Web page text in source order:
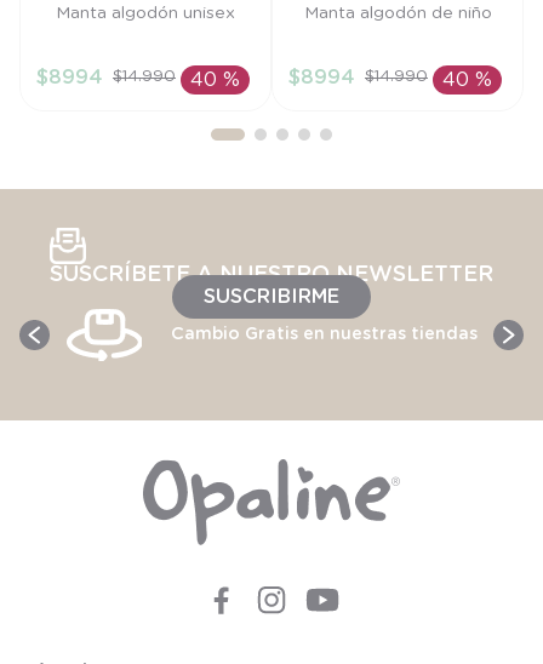
Talla
AÑADIR AL
Manta algodón unisex
$8994 $14.990 40 %
Talla
AÑADIR AL
Manta algodón de niño
$8994 $14.990 40 %
SUSCRÍBETE A NUESTRO NEWSLETTER
SUSCRIBIRME
Cambio Gratis en nuestras tiendas